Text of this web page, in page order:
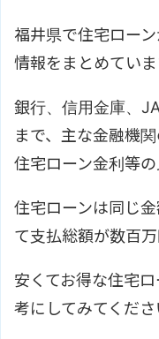
福井県で住宅ロー
情報をまとめていま
銀行、信用金庫、
まで、主な金融機
住宅ローン金利等
住宅ローンは同じ
て支払総額が数百万
安くてお得な住宅
考にしてみてくださ